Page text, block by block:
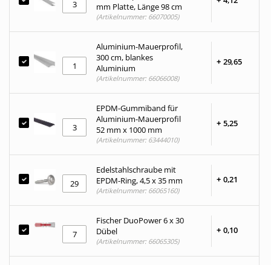
mm Platte, Länge 98 cm
(Artikelnummer: 66070005)
Aluminium-Mauerprofil,
300 cm, blankes
Aluminium
+ 29,65
(Artikelnummer: 66066008)
EPDM-Gummiband für
Aluminium-Mauerprofil
52 mm x 1000 mm
+ 5,25
(Artikelnummer: 63444010)
Edelstahlschraube mit
EPDM-Ring, 4,5 x 35 mm
+ 0,21
(Artikelnummer: 66065160)
Fischer DuoPower 6 x 30
Dübel
+ 0,10
(Artikelnummer: 66065305)